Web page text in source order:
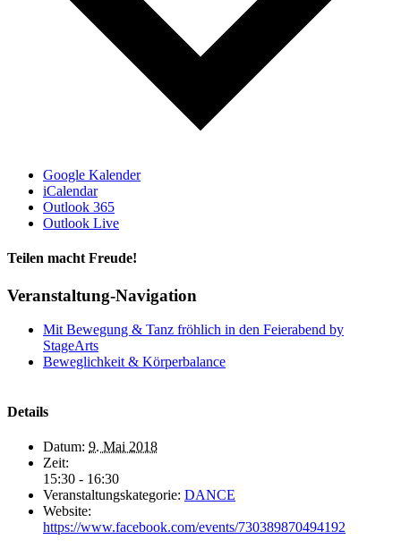
Google Kalender
iCalendar
Outlook 365
Outlook Live
Teilen macht Freude!
Facebook
Twitter
LinkedIn
Pinterest
E-
Veranstaltung-Navigation
Mit Bewegung & Tanz fröhlich in den Feierabend by
StageArts
Beweglichkeit & Körperbalance
Details
Datum: 9. Mai 2018
Zeit:
15:30 - 16:30
Veranstaltungskategorie: DANCE
Website:
https://www.facebook.com/events/730389870494192